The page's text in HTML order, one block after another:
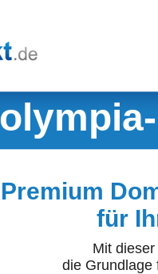
Premium
für
Mit
die